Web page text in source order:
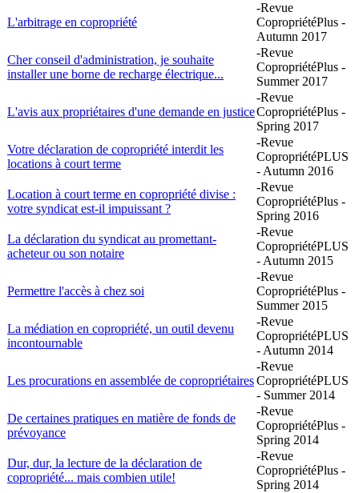
L'arbitrage en copropriété
-Revue
CopropriétéPlus -
Autumn 2017
Cher conseil d'administration, je souhaite
installer une borne de recharge électrique...
-Revue
CopropriétéPlus -
Summer 2017
L'avis aux propriétaires d'une demande en justice
-Revue
CopropriétéPlus -
Spring 2017
Votre déclaration de copropriété interdit les
locations à court terme
-Revue
CopropriétéPLUS
- Autumn 2016
Location à court terme en copropriété divise :
votre syndicat est-il impuissant ?
-Revue
CopropriétéPlus -
Spring 2016
La déclaration du syndicat au promettant-
acheteur ou son notaire
-Revue
CopropriétéPLUS
- Autumn 2015
Permettre l'accès à chez soi
-Revue
CopropriétéPlus -
Summer 2015
La médiation en copropriété, un outil devenu
incontournable
-Revue
CopropriétéPLUS
- Autumn 2014
Les procurations en assemblée de copropriétaires
-Revue
CopropriétéPLUS
- Summer 2014
De certaines pratiques en matière de fonds de
prévoyance
-Revue
CopropriétéPlus -
Spring 2014
Dur, dur, la lecture de la déclaration de
copropriété... mais combien utile!
-Revue
CopropriétéPlus -
Spring 2014